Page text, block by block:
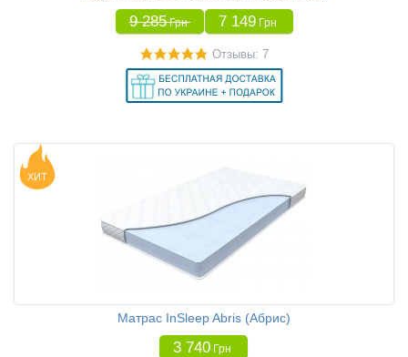
9 285 Грн 7 149 Грн
Отзывы: 7
ХИТ
Матрас InSleep Abris (Абрис)
3 740 Грн